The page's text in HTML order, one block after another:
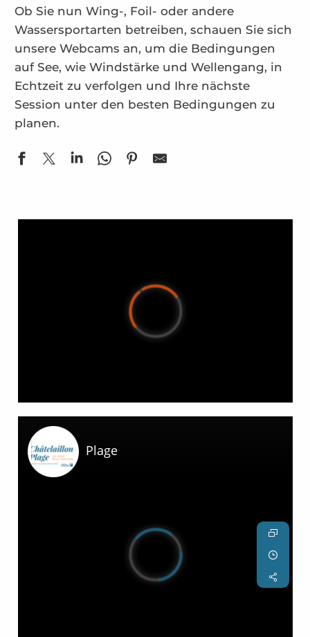
Ob Sie nun Wing-, Foil- oder andere
Wassersportarten betreiben, schauen Sie sich
unsere Webcams an, um die Bedingungen
auf See, wie Windstärke und Wellengang, in
Echtzeit zu verfolgen und Ihre nächste
Session unter den besten Bedingungen zu
planen.